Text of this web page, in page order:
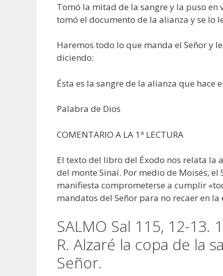
Tomó la mitad de la sangre y la puso
tomó el documento de la alianza y se lo
Haremos todo lo que manda el Señor y
diciendo:
Ésta es la sangre de la alianza que hace
Palabra de Dios
COMENTARIO A LA 1ª LECTURA
El texto del libro del Éxodo nos relata la
del monte Sinaí. Por medio de Moisés,
manifiesta comprometerse a cumplir
mandatos del Señor para no recaer en
SALMO Sal 115, 12-13.
R. Alzaré la copa de la
Señor.